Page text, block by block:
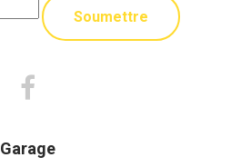
Soumettre
Garage